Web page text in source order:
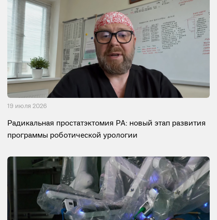
19 июля 2026
Радикальная простатэктомия РА: новый этап развития
программы роботической урологии